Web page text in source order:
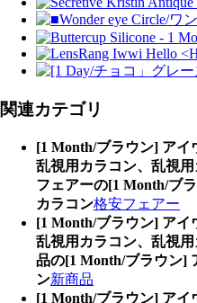
関連カテゴリ
[1 Month/ブラウン] アイ
乱視用カラコン、乱視
フェアーの[1 Month/ブ
カラコン格安フェアー
[1 Month/ブラウン] アイ
乱視用カラコン、乱視
品の[1 Month/ブラウン]
ン新商品
[1 Month/ブラウン] アイ